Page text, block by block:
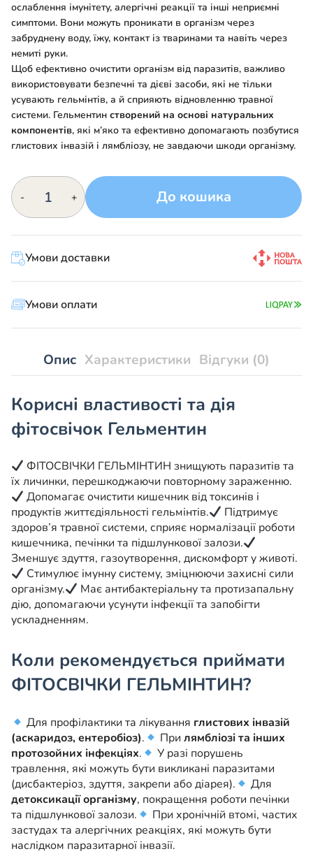
ослаблення імунітету, алергічні реакції та інші неприємні
симптоми. Вони можуть проникати в організм через
забруднену воду, їжу, контакт із тваринами та навіть через
немиті руки.
Щоб ефективно очистити організм від паразитів, важливо
використовувати безпечні та дієві засоби, які не тільки
усувають гельмінтів, а й сприяють відновленню травної
системи. Гельментин створений на основі натуральних
компонентів, які м’яко та ефективно допомагають позбутися
глистових інвазій і лямбліозу, не завдаючи шкоди організму.
-
Гельмінтин,
10
фітосвічок
комплекс
з
+ До кошика
Умови доставки
Умови оплати
Опис Характеристики Відгуки (0)
Корисні властивості та дія
фітосвічок Гельментин
ФІТОСВІЧКИ ГЕЛЬМІНТИН знищують паразитів та
їх личинки, перешкоджаючи повторному зараженню.
Допомагає очистити кишечник від токсинів і
продуктів життєдіяльності гельмінтів.
Підтримує
здоров’я травної системи, сприяє нормалізації роботи
кишечника, печінки та підшлункової залози.
Зменшує здуття, газоутворення, дискомфорт у животі.
Стимулює імунну систему, зміцнюючи захисні сили
організму.
Має антибактеріальну та протизапальну
дію, допомагаючи усунути інфекції та запобігти
ускладненням.
Коли рекомендується приймати
ФІТОСВІЧКИ ГЕЛЬМІНТИН?
Для профілактики та лікування глистових інвазій
(аскаридоз, ентеробіоз). Прилямбліозі та інших
протозойних інфекціях.
У разі порушень
травлення, які можуть бути викликані паразитами
(дисбактеріоз, здуття, закрепи або діарея).
Для
детоксикації організму, покращення роботи печінки
та підшлункової залози.
При хронічній втомі, частих
застудах та алергічних реакціях, які можуть бути
наслідком паразитарної інвазії.